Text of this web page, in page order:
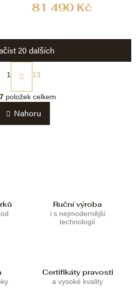
81 490 Kč
v
l
á
d
20 dalších
S
t
á
n
k
1 13
položek celkem
Nahoru
Ruční výroba
i s nejmodernější
technologií
Certifikáty pravosti
a vysoké kvality